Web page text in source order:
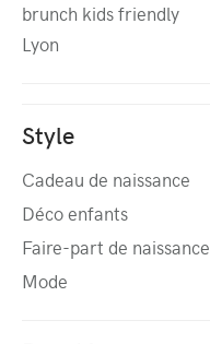
brunch kids friendly
Lyon
Style
Cadeau de naissance
Déco enfants
Faire-part de naissance
Mode